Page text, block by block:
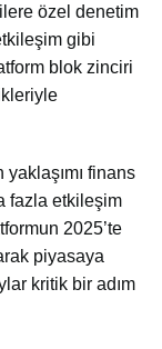
özel denetim
gibi
blok zinciri
yaklaşımı finans
fazla etkileşim
2025’te
piyasaya
kritik bir adım